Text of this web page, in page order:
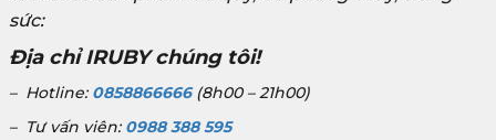
sức:
Địa chỉ IRUBY chúng tôi!
– Hotline: 0858866666(8h00 – 21h00)
– Tư vấn viên: 0988 388 595